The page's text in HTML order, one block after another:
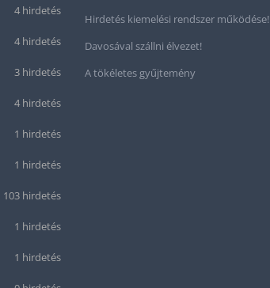
4 hirdetés
4 hirdetés
3 hirdetés
4 hirdetés
1 hirdetés
1 hirdetés
103 hirdetés
1 hirdetés
1 hirdetés
Hirdetés kiemelési rendszer működése!
Davosával szállni élvezet!
A tökéletes gyűjtemény